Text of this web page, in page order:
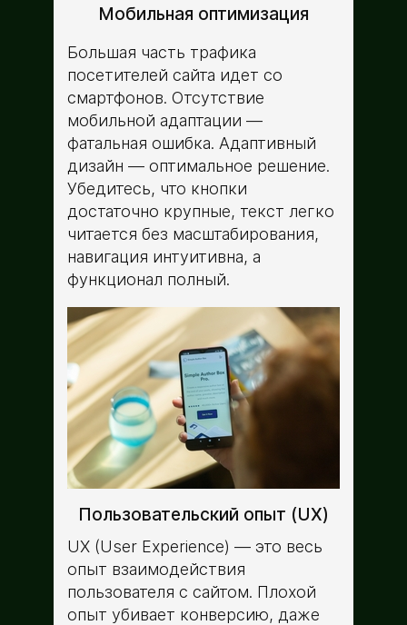
Мобильная оптимизация
Большая часть трафика
посетителей сайта идет со
смартфонов. Отсутствие
мобильной адаптации —
фатальная ошибка. Адаптивный
дизайн — оптимальное решение.
Убедитесь, что кнопки
достаточно крупные, текст легко
читается без масштабирования,
навигация интуитивна, а
функционал полный.
Пользовательский опыт (UX)
UX (User Experience) — это весь
опыт взаимодействия
пользователя с сайтом. Плохой
опыт убивает конверсию, даже